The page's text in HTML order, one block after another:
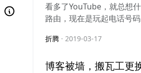
看多了YouTube，就总想
路由，现在是玩起电话号
折腾 · 2019-03-17
博客被墙，搬瓦工更